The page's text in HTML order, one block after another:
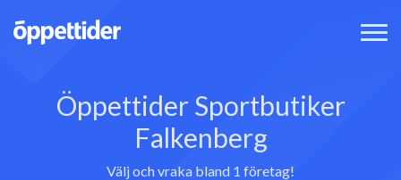
Öppettider Sportbutiker
Falkenberg
Välj och vraka bland 1 företag!